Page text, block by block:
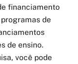
financiamento
de
de ensino.
você pode